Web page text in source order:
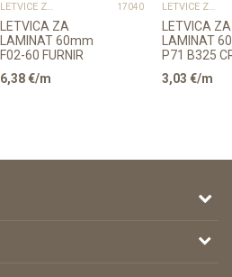
LETVICE ZA LAMINAT 17040
LETVICA ZA
LAMINAT 60mm
F02-60 FURNIR
6,38€/m
LETVICE ZA LAMINAT
LETVICA ZA
LAMINAT
P71 B325
3,03 €/m